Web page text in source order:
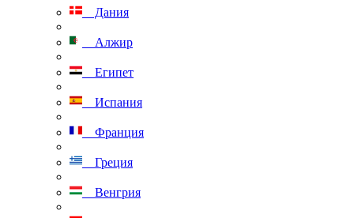
Дания
Алжир
Египет
Испания
Франция
Греция
Венгрия